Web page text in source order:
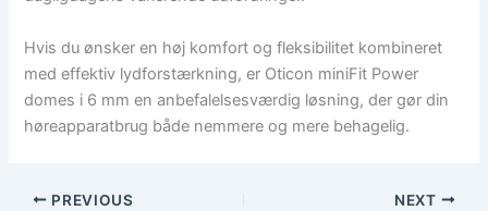
Hvis du ønsker en høj komfort og fleksibilitet kombineret
med effektiv lydforstærkning, er Oticon miniFit Power
domes i 6 mm en anbefalelsesværdig løsning, der gør din
høreapparatbrug både nemmere og mere behagelig.
PREVIOUS NEXT